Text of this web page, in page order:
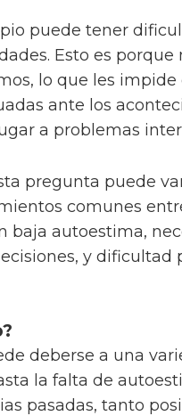
puede tener
Esto es porque
lo que les impide
ante los
a problemas
pregunta puede
comunes
baja autoestima,
y dificultad
deberse a una
la falta de
pasadas, tanto